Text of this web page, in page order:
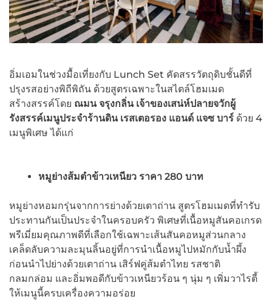
อิ่มเอมในช่วงมื้อเที่ยงกับ Lunch Set คัดสรรวัตถุดิบชั้นดีที่
ปรุงรสอย่างพิถีพิถัน ด้วยสูตรเฉพาะในสไตล์โฮมเมด
สร้างสรรค์โดย ณมน จรุงกลิ่น เจ้าของเสน่ห์ปลายจวักผู้
รังสรรค์เมนูประจำร้านดิน เรสเตอรอง แอนด์ แจซ บาร์ ด้วย 4
เมนูพิเศษ ได้แก่
หมูย่างส้มตำข้าวเหนียว ราคา 280 บาท
หมูย่างหอมกรุ่นจากการย่างด้วยเตาถ่าน สูตรโฮมเมดที่ทำรับ
ประทานกันเป็นประจำในครอบครัว พิเศษที่เนื้อหมูสันคอเกรด
พรีเมี่ยมคุณภาพดีที่เลือกใช้เฉพาะเส้นสันคอหมูส่วนกลาง
เคล็ดลับความละมุนลิ้นอยู่ที่การนำเนื้อหมูไปหมักกับน้ำผึ้ง
ก่อนนำไปย่างด้วยเตาถ่าน เสิร์ฟคู่ส้มตำไทย รสชาติ
กลมกล่อม และอิ่มพอดีกับข้าวเหนียวร้อน ๆ นุ่ม ๆ เพิ่มวาไรตี้
ให้เมนูนี้ครบเครื่องความอร่อย